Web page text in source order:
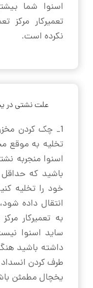
اسنوا شما
تعمیرکار مرکز
نکرده است.
علت نشتی در
1_ چک کردن
تخلیه به موقع
اسنوا منجربه
باشید که
خود را تخلیه
انتقال داده
به تعمیرکار
ساید اسنوا
داشته باشید
طرف کردن
یخچال مطمئن